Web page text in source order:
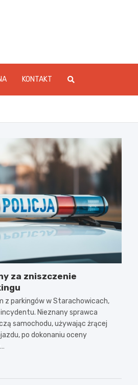
KONTAKT
za zniszczenie
z parkingów w Starachowicach,
Nieznany sprawca
samochodu, używając żrącej
po dokonaniu oceny